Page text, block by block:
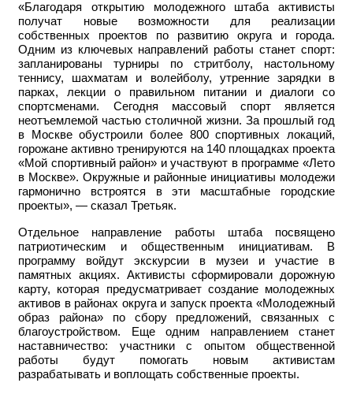
«Благодаря открытию молодежного штаба активисты
получат новые возможности для реализации
собственных проектов по развитию округа и города.
Одним из ключевых направлений работы станет спорт:
запланированы турниры по стритболу, настольному
теннису, шахматам и волейболу, утренние зарядки в
парках, лекции о правильном питании и диалоги со
спортсменами. Сегодня массовый спорт является
неотъемлемой частью столичной жизни. За прошлый год
в Москве обустроили более 800 спортивных локаций,
горожане активно тренируются на 140 площадках проекта
«Мой спортивный район» и участвуют в программе «Лето
в Москве». Окружные и районные инициативы молодежи
гармонично встроятся в эти масштабные городские
проекты», — сказал Третьяк.
Отдельное направление работы штаба посвящено
патриотическим и общественным инициативам. В
программу войдут экскурсии в музеи и участие в
памятных акциях. Активисты сформировали дорожную
карту, которая предусматривает создание молодежных
активов в районах округа и запуск проекта «Молодежный
образ района» по сбору предложений, связанных с
благоустройством. Еще одним направлением станет
наставничество: участники с опытом общественной
работы будут помогать новым активистам
разрабатывать и воплощать собственные проекты.